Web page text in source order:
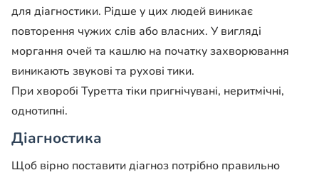
для діагностики. Рідше у цих людей виникає
повторення чужих слів або власних. У вигляді
моргання очей та кашлю на початку захворювання
виникають звукові та рухові тики.
При хворобі Туретта тіки пригнічувані, неритмічні,
однотипні.
Діагностика
Щоб вірно поставити діагноз потрібно правильно